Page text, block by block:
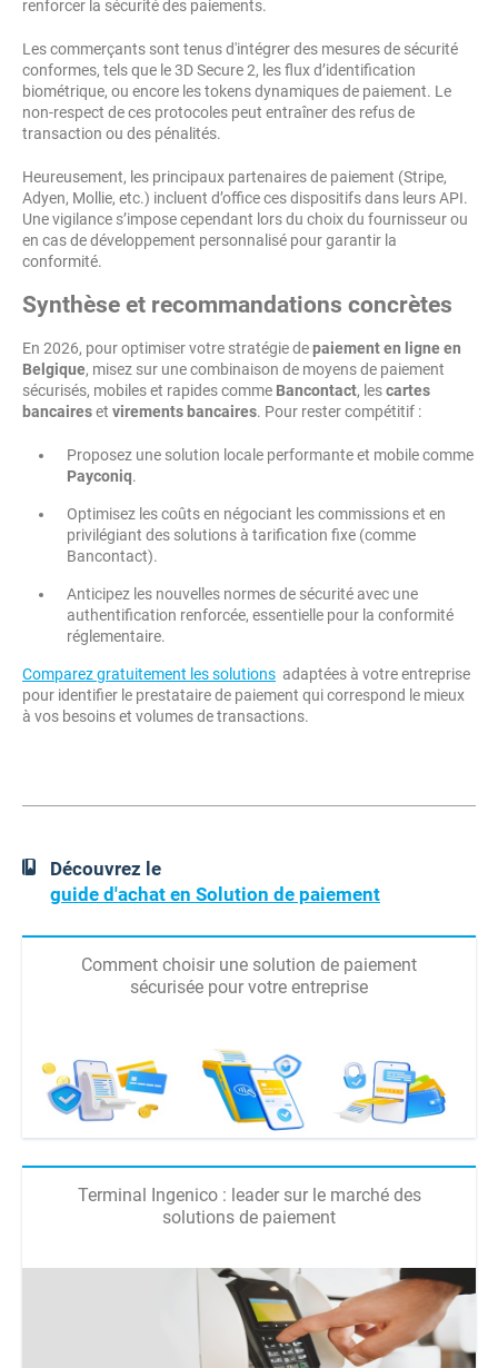
renforcer la sécurité des paiements.
Les commerçants sont tenus d'intégrer des mesures de sécurité
conformes, tels que le 3D Secure 2, les flux d’identification
biométrique, ou encore les tokens dynamiques de paiement. Le
non-respect de ces protocoles peut entraîner des refus de
transaction ou des pénalités.
Heureusement, les principaux partenaires de paiement (Stripe,
Adyen, Mollie, etc.) incluent d’office ces dispositifs dans leurs API.
Une vigilance s’impose cependant lors du choix du fournisseur ou
en cas de développement personnalisé pour garantir la
conformité.
Synthèse et recommandations concrètes
En 2026, pour optimiser votre stratégie depaiement en ligne en
Belgique, misez sur une combinaison de moyens de paiement
sécurisés, mobiles et rapides comme Bancontact, lescartes
bancaireset virements bancaires. Pour rester compétitif :
Proposez une solution locale performante et mobile comme
Payconiq.
Optimisez les coûts en négociant les commissions et en
privilégiant des solutions à tarification fixe (comme
Bancontact).
Anticipez les nouvelles normes de sécurité avec une
authentification renforcée, essentielle pour la conformité
réglementaire.
Comparez gratuitement les solutions adaptées à votre entreprise
pour identifier le prestataire de paiement qui correspond le mieux
à vos besoins et volumes de transactions.
Découvrez le
guide d'achat en Solution de paiement
Comment choisir une solution de paiement
sécurisée pour votre entreprise
Terminal Ingenico : leader sur le marché des
solutions de paiement